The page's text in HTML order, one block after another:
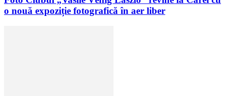
o nouă expoziție fotografică în aer liber